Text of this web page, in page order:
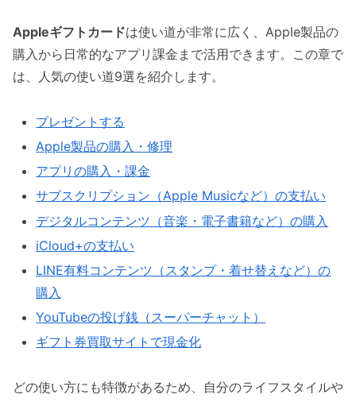
Appleギフトカードは使い道が非常に広く、Apple製品の
購入から日常的なアプリ課金まで活用できます。この章で
は、人気の使い道9選を紹介します。
プレゼントする
Apple製品の購入・修理
アプリの購入・課金
サブスクリプション（Apple Musicなど）の支払い
デジタルコンテンツ（音楽・電子書籍など）の購入
iCloud+の支払い
LINE有料コンテンツ（スタンプ・着せ替えなど）の
購入
YouTubeの投げ銭（スーパーチャット）
ギフト券買取サイトで現金化
どの使い方にも特徴があるため、自分のライフスタイルや